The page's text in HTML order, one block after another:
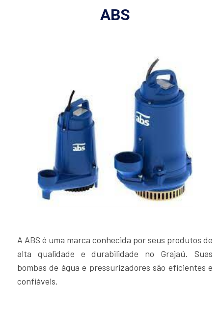
ABS
A ABS é uma marca conhecida por seus produtos de
alta qualidade e durabilidade no Grajaú. Suas
bombas de água e pressurizadores são eficientes e
confiáveis.